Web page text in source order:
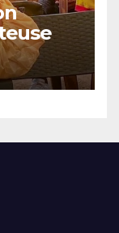
civile
de